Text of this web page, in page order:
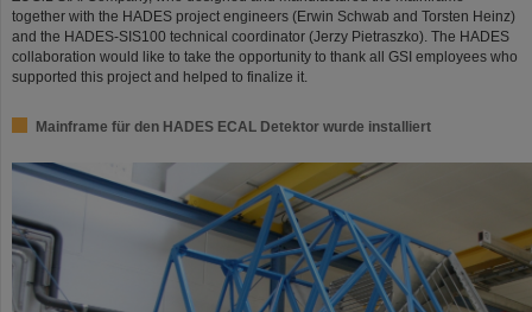
together with the HADES project engineers (Erwin Schwab and Torsten Heinz)
and the HADES-SIS100 technical coordinator (Jerzy Pietraszko). The HADES
collaboration would like to take the opportunity to thank all GSI employees who
supported this project and helped to finalize it.
Mainframe für den HADES ECAL Detektor wurde installiert